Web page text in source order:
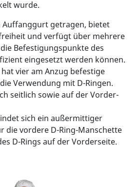
wurde.
Auffanggurt getragen, bietet
und verfügt über mehrere
Befestigungspunkte des
eingesetzt werden können.
vier am Anzug befestige
Verwendung mit D-Ringen.
seitlich sowie auf der Vorder-
sich ein außermittiger
die vordere D-Ring-Manschette
D-Rings auf der Vorderseite.